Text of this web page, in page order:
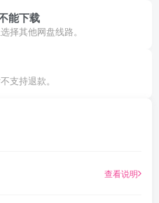
能下载
择其他网盘线路。
支持退款。
查看说明